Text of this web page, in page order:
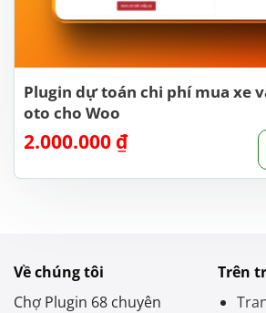
Plugin dự toán chi phí mua xe
oto cho Woo
2.000.000 ₫
Về chúng tôi
Chợ Plugin 68 chuyên
Trên